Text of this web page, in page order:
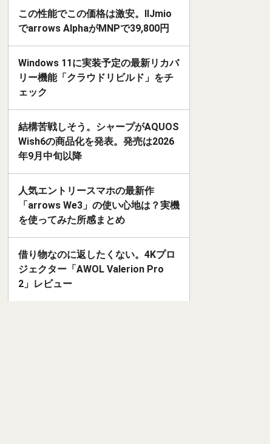
この性能でこの価格は激安。IIJmio
でarrows AlphaがMNPで39,800円
Windows 11に実装予定の最新リカバ
リー機能「クラウドリビルド」をチ
ェック
結構苦戦しそう。シャープがAQUOS
Wish6の商品化を発表。発売は2026
年9月中旬以降
人気エントリースマホの最新作
「arrows We3」の使い心地は？実機
を使ってみた所感まとめ
借り物なのに返したくない。4Kプロ
ジェクター「AWOL Valerion Pro
2」レビュー